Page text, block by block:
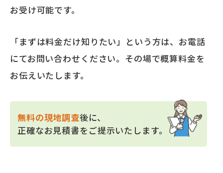
お受け可能です。
「まずは料金だけ知りたい」という方は、お電話
にてお問い合わせください。その場で概算料金を
お伝えいたします。
無料の現地調査後に、
正確なお見積書をご提示いたします。